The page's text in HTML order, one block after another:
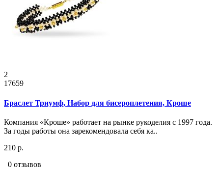
2
17659
Браслет Триумф, Набор для бисероплетения, Кроше
Компания «Кроше» работает на рынке рукоделия с 1997 года.
За годы работы она зарекомендовала себя ка..
210 р.
0 отзывов